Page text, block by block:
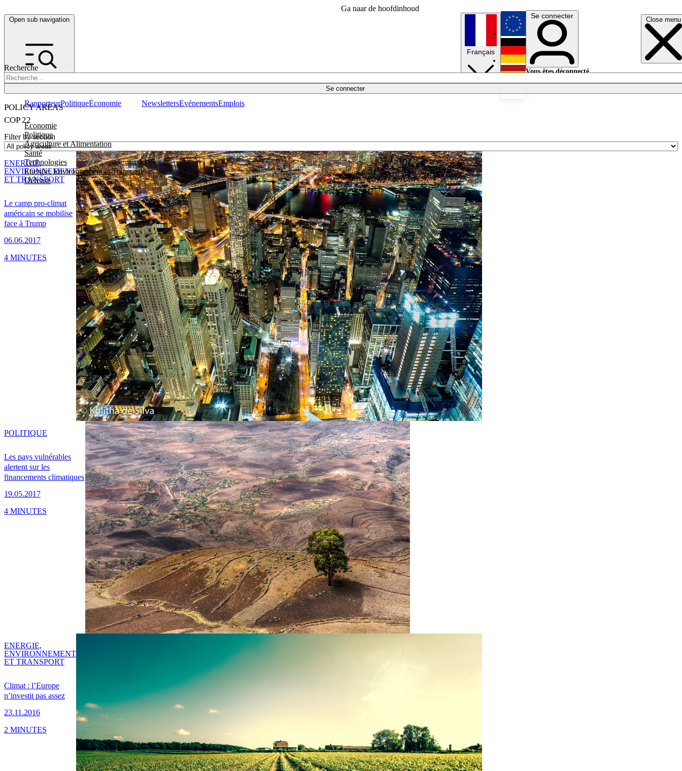
Ga naar de hoofdinhoud
Open sub navigation Close menu
Recherche
Se connecter
POLICY AREAS
Economie
Politique
Agriculture et Alimentation
Santé
Technologies
Energie, Environnement et Transport
Défense
RapporteurPolitiqueÉconomie NewslettersEvénementsEmplois
Français
English
Deutsch
Se connecter
Vous êtes déconnecté.
COP 22
Filter by section
Le camp pro-climat
américain se mobilise
face à Trump
06.06.2017
ENERGIE,
ENVIRONNEMENT
ET TRANSPORT
4 MINUTES
Les pays vulnérables
alertent sur les
financements climatiques
19.05.2017
POLITIQUE
4 MINUTES
Climat : l’Europe
n’investit pas assez
23.11.2016
ENERGIE,
ENVIRONNEMENT
ET TRANSPORT
2 MINUTES